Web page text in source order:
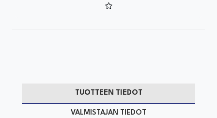
TUOTTEEN TIEDOT
VALMISTAJAN TIEDOT